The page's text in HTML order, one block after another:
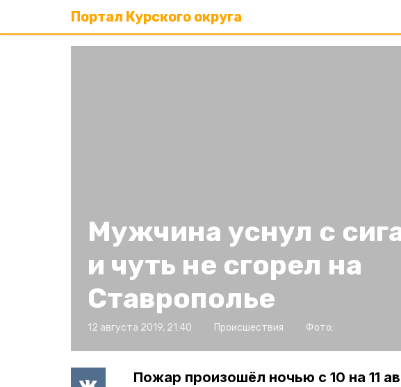
Портал Курского округа
Мужчина уснул с
и чуть не сгорел на
Ставрополье
12 августа 2019, 21:40 Происшествия Фото:
Пожар произошёл ночью с 10 на 11